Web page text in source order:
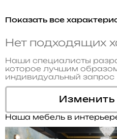
Показать все
Нет подходящих
Наши специалисты
которое лучшим
индивидуальный запрос
Изменить
Наша мебель в